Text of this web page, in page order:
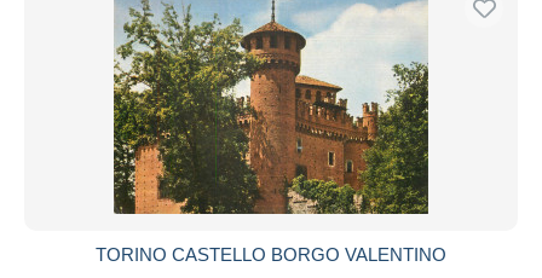
TORINO CASTELLO BORGO VALENTINO